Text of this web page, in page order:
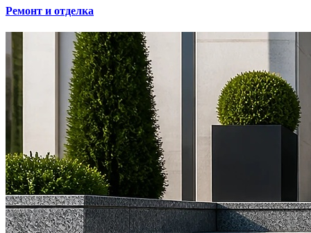
Ремонт и отделка